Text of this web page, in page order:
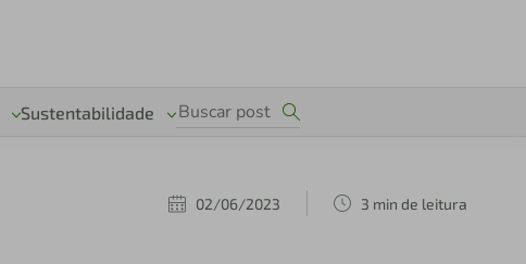
Sustentabilidade
02/06/2023 3 min de leitura